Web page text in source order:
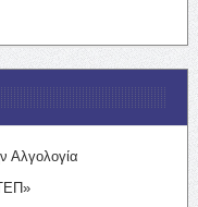
Αλγολογία